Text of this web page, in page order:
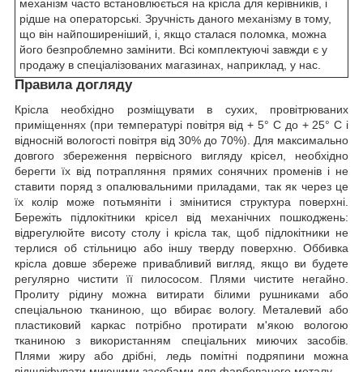
механізм часто встановлюється на крісла для керівників, і
рідше на операторські. Зручність даного механізму в тому,
що він найпоширеніший, і, якщо сталася поломка, можна
його безпроблемно замінити. Всі комплектуючі завжди є у
продажу в спеціалізованих магазинах, наприклад, у нас.
Правила догляду
Крісла необхідно розміщувати в сухих, провітрюваних
приміщеннях (при температурі повітря від + 5° C до + 25° C і
відносній вологості повітря від 30% до 70%). Для максимально
довгого збереження первісного вигляду крісел, необхідно
берегти їх від потрапляння прямих сонячних променів і не
ставити поряд з опалювальними приладами, так як через це
їх колір може потьмяніти і змінитися структура поверхні.
Бережіть підлокітники крісел від механічних пошкоджень:
відрегулюйте висоту столу і крісла так, щоб підлокітники не
терлися об стільницю або іншу тверду поверхню. Оббивка
крісла довше збереже привабливий вигляд, якщо ви будете
регулярно чистити її пилососом. Плями чистите негайно.
Пролиту рідину можна витирати білими рушниками або
спеціальною тканиною, що вбирає вологу. Металевий або
пластиковий каркас потрібно протирати м'якою вологою
тканиною з використанням спеціальних миючих засобів.
Плями жиру або дрібні, ледь помітні подряпини можна